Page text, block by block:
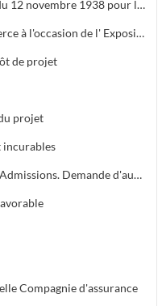
Demande de dérogation au décret du 12 novembre 1938 pour la construction d'un foyer municipal
Subvention à la Chambre de commerce à l'occasion de l' Exposition du travail
de projet
projet
incurables
Changement de mode d'assistance. Admissions. Demande d'augmentation
Compagnie d'assurance